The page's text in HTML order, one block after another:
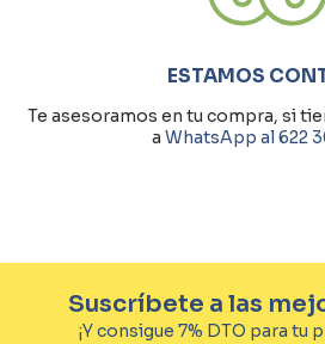
ESTAMOS
Te asesoramos en tu compra, si
a WhatsApp al 622
Suscríbete a las
¡Y consigue 7% DTO para tu